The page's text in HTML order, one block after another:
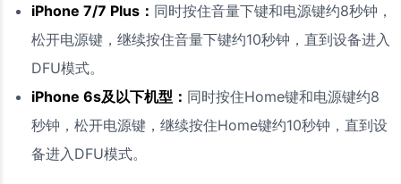
iPhone 7/7 Plus： 同时按住音量下键和电源键约8秒钟，
松开电源键，继续按住音量下键约10秒钟，直到设备进入
DFU模式。
iPhone 6s及以下机型： 同时按住Home键和电源键约8
秒钟，松开电源键，继续按住Home键约10秒钟，直到设
备进入DFU模式。